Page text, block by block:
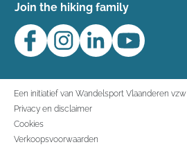
Join the hiking family
Een initiatief van Wandelsport Vlaanderen vzw
Privacy en disclaimer
Cookies
Verkoopsvoorwaarden